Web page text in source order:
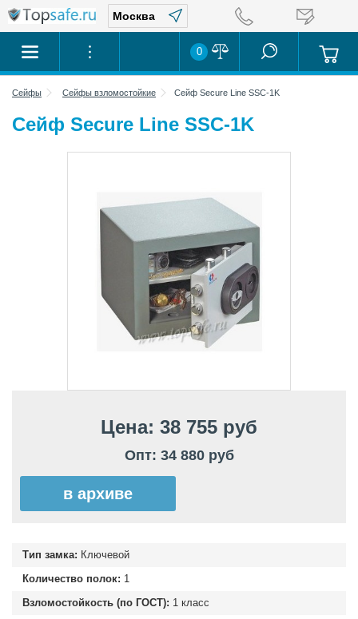
0
Сейфы Сейфы взломостойкие Сейф Secure Line SSC-1K
Сейф Secure Line SSC-1K
Цена: 38 755 руб
Опт: 34 880 руб
в архиве
Тип замка: Ключевой
Количество полок: 1
Взломостойкость (по ГОСТ): 1 класс